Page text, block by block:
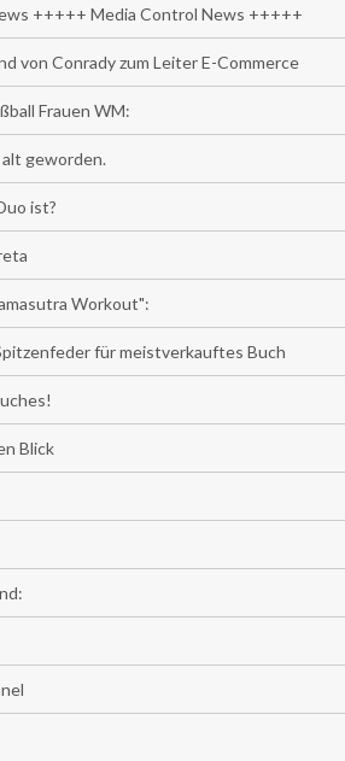
+++++ Media Control News +++++
von Conrady zum Leiter E-Commerce
Frauen WM:
geworden.
ist?
Workout":
für meistverkauftes Buch
Blick